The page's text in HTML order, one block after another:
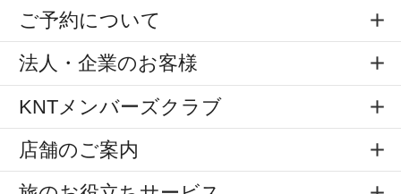
ご予約について
法人・企業のお客様
KNTメンバーズクラブ
店舗のご案内